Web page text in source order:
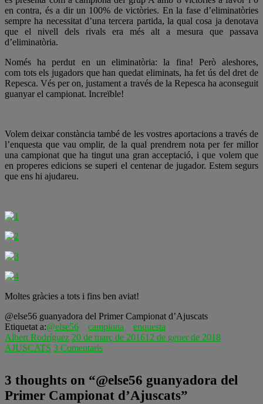
en contra, és a dir un 100% de victòries. En la fase d’eliminatòries
sempre ha necessitat d’una tercera partida, la qual cosa ja denotava
que el nivell dels rivals era més alt a mesura que passava
d’eliminatòria.
Només ha perdut en un eliminatòria: la fina! Però aleshores,
com tots els jugadors que han quedat eliminats, ha fet ús del dret de
Repesca. Vés per on, justament a través de la Repesca ha aconseguit
guanyar el campionat. Increïble!
Volem deixar constància també de les vostres aportacions a través de
l’enquesta que vau omplir, de la qual prendrem nota per fer millor
una campionat que ha tingut una gran acceptació, i que volem que
en properes edicions se superi el centenar de jugador. Estem segurs
que ens hi ajudareu.
Moltes gràcies a tots i fins ben aviat!
@else56 guanyadora del Primer Campionat d’Ajuscats
Etiquetat a:@else56 campiona
enquesta
Albert Rodríguez 20 de març de 201612 de gener de 2018
AJUSCATS 3 Comentaris
3 thoughts on “@else56 guanyadora del
Primer Campionat d’Ajuscats”